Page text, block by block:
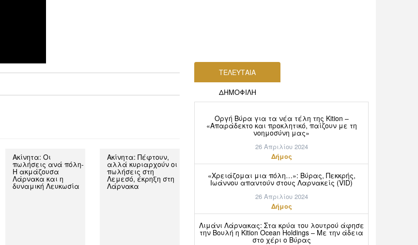
Ακίνητα: Οι
πωλήσεις ανά πόλη-
Η ακμάζουσα
Λάρνακα και η
δυναμική Λευκωσία
Ακίνητα: Πέφτουν,
αλλά κυριαρχούν οι
πωλήσεις στη
Λεμεσό, έκρηξη στη
Λάρνακα
ΤΕΛΕΥΤΑΙΑ
ΔΗΜΟΦΙΛΗ
Οργή Βύρα για τα νέα τέλη της Kition –
«Απαράδεκτο και προκλητικό, παίζουν με τη
νοημοσύνη μας»
26 Απριλίου 2024
Δήμος
«Χρειάζομαι μια πόλη…»: Βύρας, Πεκκρής,
Ιωάννου απαντούν στους Λαρνακείς (VID)
26 Απριλίου 2024
Δήμος
Λιμάνι Λάρνακας: Στα κρύα του λουτρού άφησε
την Βουλή η Kition Ocean Holdings – Με την άδεια
στο χέρι ο Βύρας